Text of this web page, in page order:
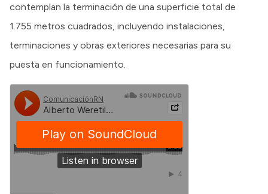
contemplan la terminación de una superficie total de
1.755 metros cuadrados, incluyendo instalaciones,
terminaciones y obras exteriores necesarias para su
puesta en funcionamiento.